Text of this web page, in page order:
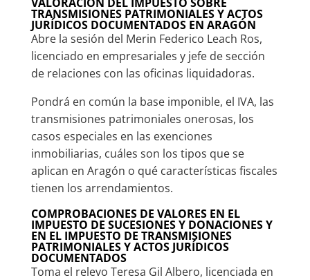
TRANSMISIONES PATRIMONIALES Y ACTOS
JURÍDICOS DOCUMENTADOS EN ARAGÓN
Abre la sesión del Merin Federico Leach Ros,
licenciado en empresariales y jefe de sección
de relaciones con las oficinas liquidadoras.
Pondrá en común la base imponible, el IVA, las
transmisiones patrimoniales onerosas, los
casos especiales en las exenciones
inmobiliarias, cuáles son los tipos que se
aplican en Aragón o qué características fiscales
tienen los arrendamientos.
COMPROBACIONES DE VALORES EN EL
IMPUESTO DE SUCESIONES Y DONACIONES Y
EN EL IMPUESTO DE TRANSMISIONES
PATRIMONIALES Y ACTOS JURÍDICOS
DOCUMENTADOS
Toma el relevo Teresa Gil Albero, licenciada en